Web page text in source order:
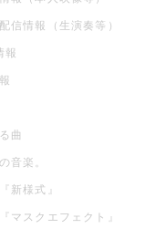
信情報（生演奏等）
報
曲
音楽。
新様式』
マスクエフェクト』